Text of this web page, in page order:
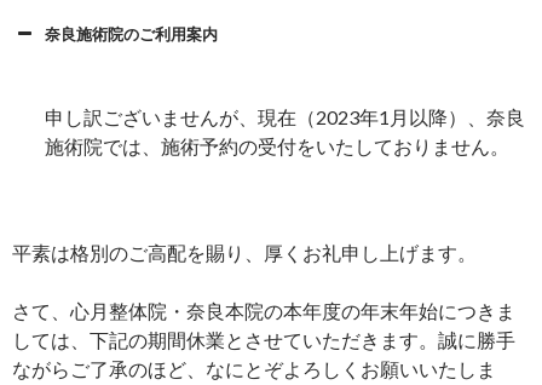
奈良施術院のご利用案内
申し訳ございませんが、現在（2023年1月以降）、奈良
施術院では、施術予約の受付をいたしておりません。
平素は格別のご高配を賜り、厚くお礼申し上げます。
さて、心月整体院・奈良本院の本年度の年末年始につきま
しては、下記の期間休業とさせていただきます。誠に勝手
ながらご了承のほど、なにとぞよろしくお願いいたしま